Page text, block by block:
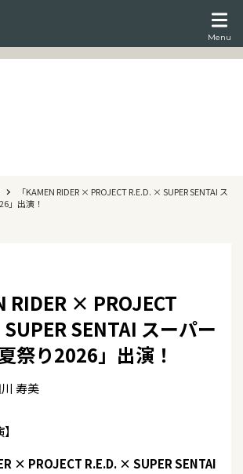
Menu
「KAMEN RIDER × PROJECT R.E.D. × SUPER SENTAI ス
」出演！
RIDER × PROJECT
SENTAI スーパー
祭り2026」出演！
寿美
× PROJECT R.E.D. × SUPER SENTAI